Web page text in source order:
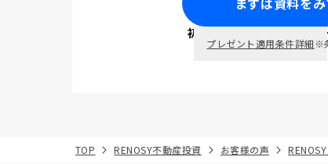
初回面談で ポイン
プレゼント適用条件詳細※
TOP RENOSY不動産投資 お客様の声